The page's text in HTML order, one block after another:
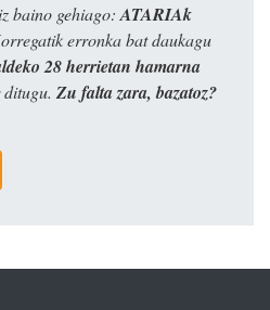
baino gehiago: ATARIAk
erronka bat daukagu
28 herrietan hamarna
Zu falta zara, bazatoz?